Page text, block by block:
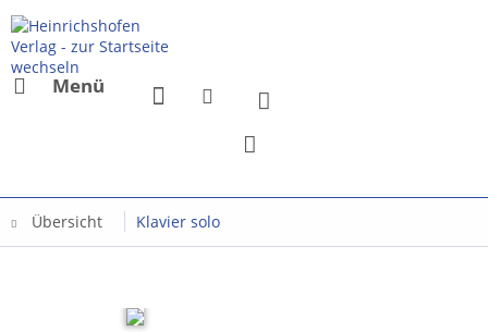
Menü
Übersicht Klavier solo